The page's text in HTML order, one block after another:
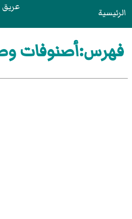
الرئيسية عريق
فهرس:أصنوفات